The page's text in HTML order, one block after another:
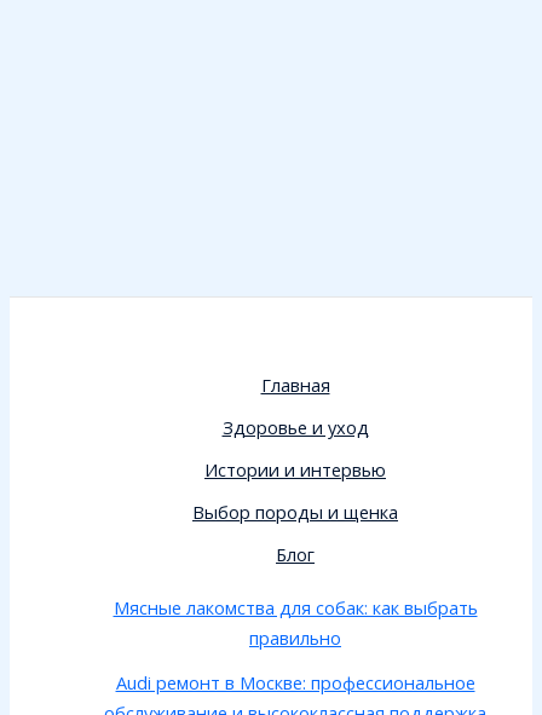
Главная
Здоровье и уход
Истории и интервью
Выбор породы и щенка
Блог
Мясные лакомства для собак: как выбрать
правильно
Audi ремонт в Москве: профессиональное